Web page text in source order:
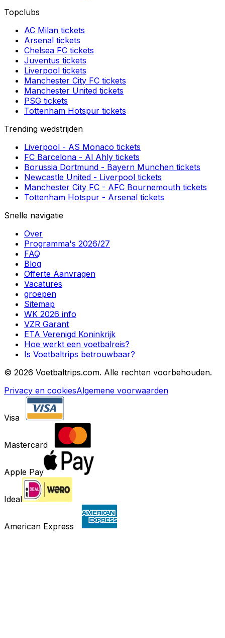
Topclubs
AC Milan tickets
Arsenal tickets
Chelsea FC tickets
Juventus tickets
Liverpool tickets
Manchester City FC tickets
Manchester United tickets
PSG tickets
Tottenham Hotspur tickets
Trending wedstrijden
Liverpool - AS Monaco tickets
FC Barcelona - Al Ahly tickets
Borussia Dortmund - Bayern Munchen tickets
Newcastle United - Liverpool tickets
Manchester City FC - AFC Bournemouth tickets
Tottenham Hotspur - Arsenal tickets
Snelle navigatie
Over
Programma's 2026/27
FAQ
Blog
Offerte Aanvragen
Vacatures
groepen
Sitemap
WK 2026 info
VZR Garant
ETA Verenigd Koninkrijk
Hoe werkt een voetbalreis?
Is Voetbaltrips betrouwbaar?
© 2026 Voetbaltrips.com. Alle rechten voorbehouden.
Privacy en cookiesAlgemene voorwaarden
Visa
Mastercard
Apple Pay
Ideal
American Express